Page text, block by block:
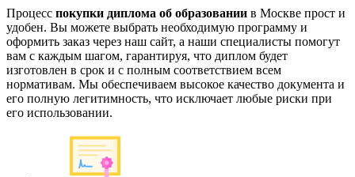
Процесс покупки диплома об образовании в Москве прост и
удобен. Вы можете выбрать необходимую программу и
оформить заказ через наш сайт, а наши специалисты помогут
вам с каждым шагом, гарантируя, что диплом будет
изготовлен в срок и с полным соответствием всем
нормативам. Мы обеспечиваем высокое качество документа и
его полную легитимность, что исключает любые риски при
его использовании.